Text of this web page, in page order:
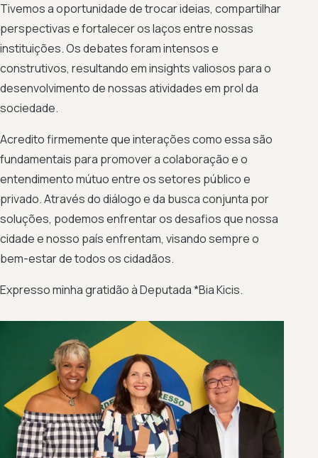
Tivemos a oportunidade de trocar ideias, compartilhar
perspectivas e fortalecer os laços entre nossas
instituições. Os debates foram intensos e
construtivos, resultando em insights valiosos para o
desenvolvimento de nossas atividades em prol da
sociedade.
Acredito firmemente que interações como essa são
fundamentais para promover a colaboração e o
entendimento mútuo entre os setores público e
privado. Através do diálogo e da busca conjunta por
soluções, podemos enfrentar os desafios que nossa
cidade e nosso país enfrentam, visando sempre o
bem-estar de todos os cidadãos.
Expresso minha gratidão à Deputada *Bia Kicis.